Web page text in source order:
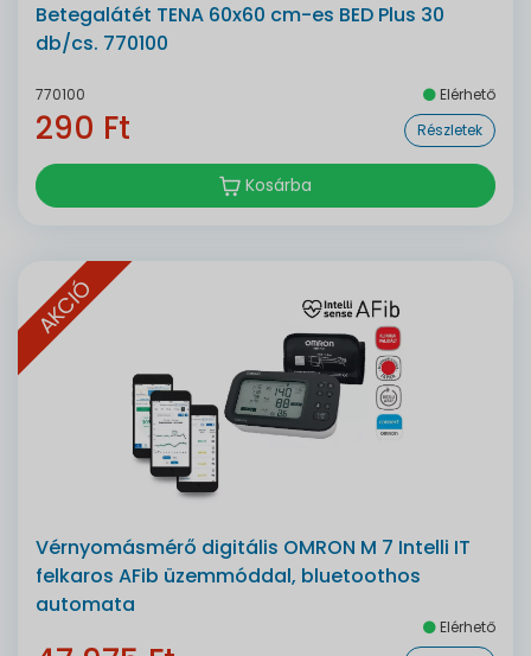
Betegalátét TENA 60x60 cm-es BED Plus 30
db/cs. 770100
770100 Elérhető
290 Ft Részletek
Kosárba
AKCIÓ
Vérnyomásmérő digitális OMRON M 7 Intelli IT
felkaros AFib üzemmóddal, bluetoothos
automata
Elérhető